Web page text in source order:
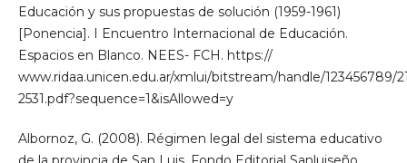
Educación y sus propuestas de solución (1959-1961)
[Ponencia]. I Encuentro Internacional de Educación.
Espacios en Blanco. NEES- FCH. https://
www.ridaa.unicen.edu.ar/xmlui/bitstream/handle/123456789/
2531.pdf?sequence=1&isAllowed=y
Albornoz, G. (2008). Régimen legal del sistema educativo